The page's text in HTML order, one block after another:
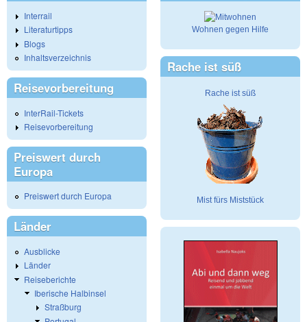
Interrail
Literaturtipps
Blogs
Inhaltsverzeichnis
Reisevorbereitung
InterRail-Tickets
Reisevorbereitung
Preiswert durch
Europa
Preiswert durch Europa
Länder
Ausblicke
Länder
Reiseberichte
Iberische Halbinsel
Straßburg
Wohnen gegen Hilfe
Rache ist süß
Rache ist süß
Mist fürs Miststück